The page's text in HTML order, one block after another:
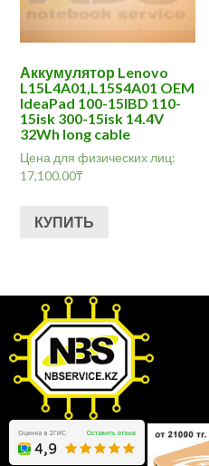
Аккумулятор Lenovo
L15L4A01,L15S4A01 OEM
IdeaPad 100-15IBD 110-
15isk 300-15isk 14.4V
32Wh long cable
Цена для физических лиц:
17,100.00₸
КУПИТЬ